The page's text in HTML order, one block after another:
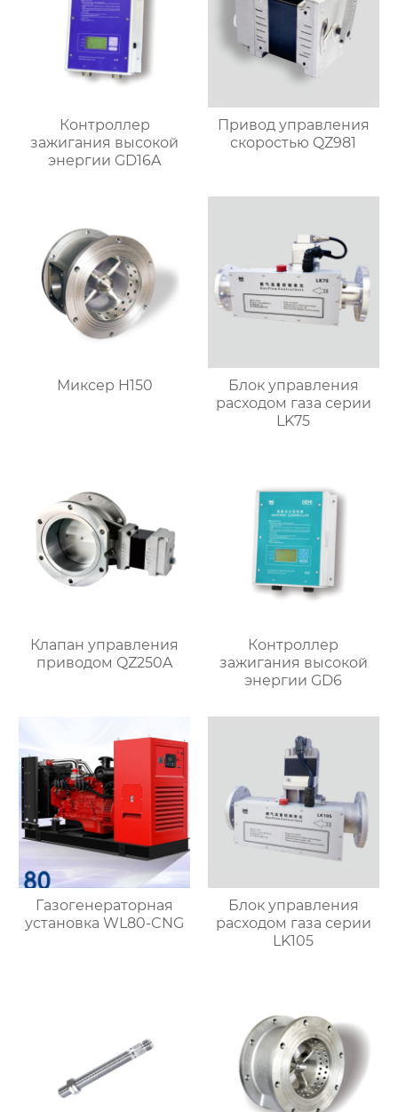
Контроллер
зажигания высокой
энергии GD16A
Привод управления
скоростью QZ981
Миксер H150
Блок управления
расходом газа серии
LK75
Клапан управления
приводом QZ250A
Контроллер
зажигания высокой
энергии GD6
Газогенераторная
установка WL80-CNG
Блок управления
расходом газа серии
LK105